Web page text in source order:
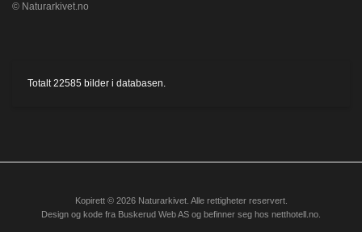
© Naturarkivet.no
Totalt22585 bilder i databasen.
Kopirett © 2026 Naturarkivet. Alle rettigheter reservert.
Design og kode fra Buskerud Web AS og befinner seg hos netthotell.no